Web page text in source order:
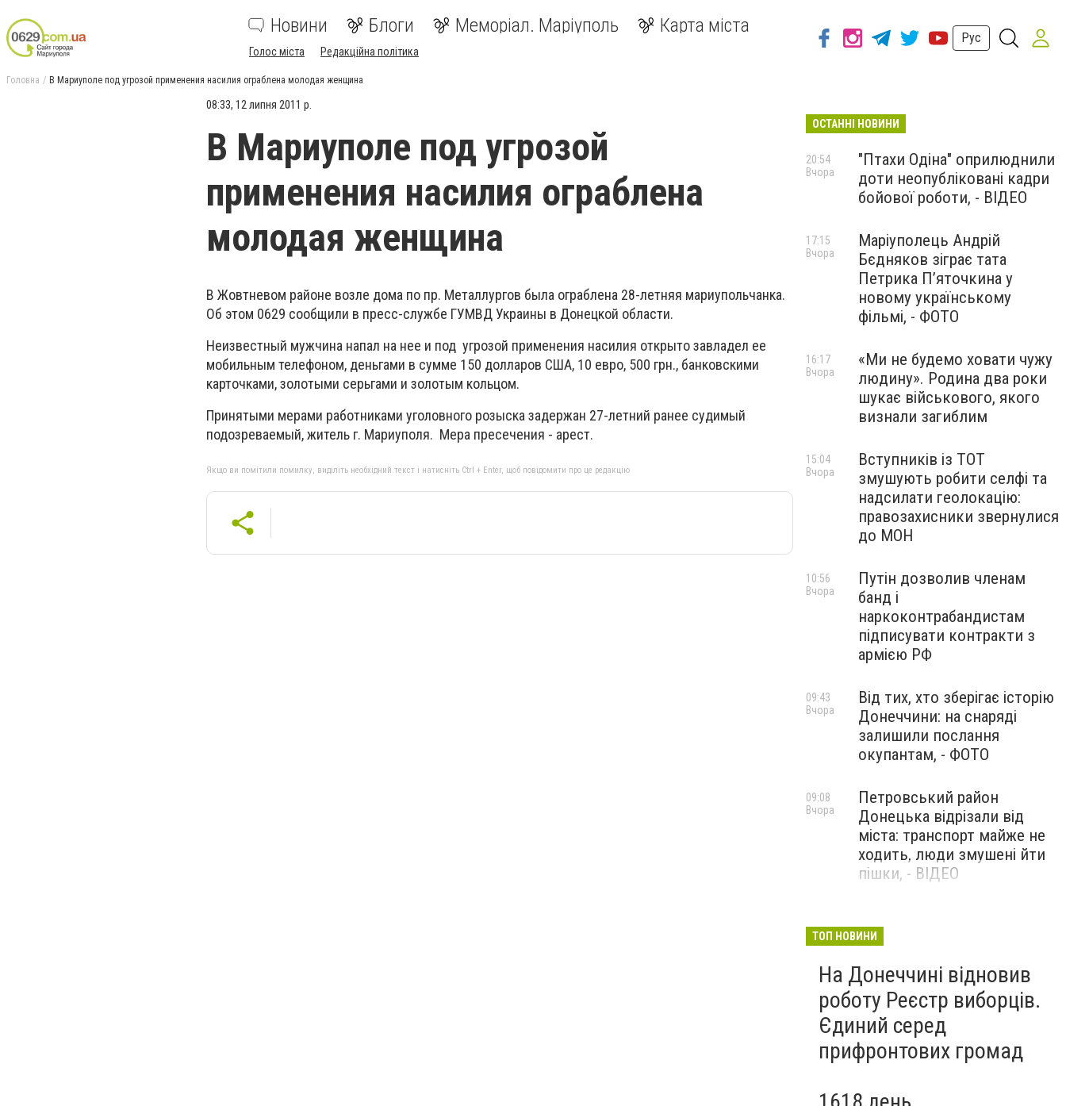
Новини Блоги Меморіал. Маріуполь Карта міста
Голос міста Редакційна політика
Рус
Головна В Мариуполе под угрозой применения насилия ограблена молодая женщина
08:33, 12 липня 2011 р.
В Мариуполе под угрозой
применения насилия ограблена
молодая женщина
В Жовтневом районе возле дома по пр. Металлургов была ограблена 28-летняя мариупольчанка.
Об этом 0629 сообщили в пресс-службе ГУМВД Украины в Донецкой области.
Неизвестный мужчина напал на нее и под угрозой применения насилия открыто завладел ее
мобильным телефоном, деньгами в сумме 150 долларов США, 10 евро, 500 грн., банковскими
карточками, золотыми серьгами и золотым кольцом.
Принятыми мерами работниками уголовного розыска задержан 27-летний ранее судимый
подозреваемый, житель г. Мариуполя. Мера пресечения - арест.
Якщо ви помітили помилку, виділіть необхідний текст і натисніть Ctrl + Enter, щоб повідомити про це редакцію
ОСТАННІ НОВИНИ
"Птахи Одіна" оприлюднили
доти неопубліковані кадри
бойової роботи, - ВІДЕО
20:54
Вчора
Маріуполець Андрій
Бєдняков зіграє тата
Петрика П’яточкина у
новому українському
фільмі, - ФОТО
17:15
Вчора
«Ми не будемо ховати чужу
людину». Родина два роки
шукає військового, якого
визнали загиблим
16:17
Вчора
Вступників із ТОТ
змушують робити селфі та
надсилати геолокацію:
правозахисники звернулися
до МОН
15:04
Вчора
Путін дозволив членам
банд і
наркоконтрабандистам
підписувати контракти з
армією РФ
10:56
Вчора
Від тих, хто зберігає історію
Донеччини: на снаряді
залишили послання
окупантам, - ФОТО
09:43
Вчора
Петровський район
Донецька відрізали від
міста: транспорт майже не
ходить, люди змушені йти
пішки, - ВІДЕО
09:08
Вчора
війни. РФ вдарила
столиці. 15 людей загинули.
В Росії палають
енергопідстанції та
черговий WB
Вчора
ТОП НОВИНИ
На Донеччині відновив
роботу Реєстр виборців.
Єдиний серед
прифронтових громад